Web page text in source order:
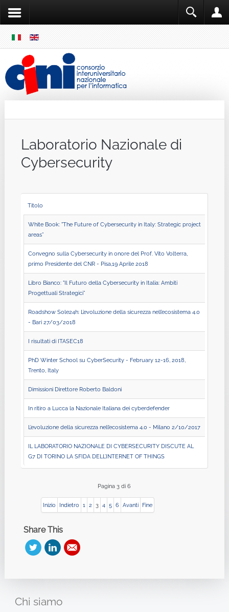
MENU
Laboratorio Nazionale di
Cybersecurity
Titolo
White Book: "The Future of Cybersecurity in Italy: Strategic project
areas”
Convegno sulla Cybersecurity in onore del Prof. Vito Volterra,
primo Presidente del CNR - Pisa,19 Aprile 2018
Libro Bianco: "Il Futuro della Cybersecurity in Italia: Ambiti
Progettuali Strategici”
Roadshow Sole24h: L’evoluzione della sicurezza nell’ecosistema 4.0
- Bari 27/03/2018
I risultati di ITASEC18
PhD Winter School su CyberSecurity - February 12-16, 2018,
Trento, Italy
Dimissioni Direttore Roberto Baldoni
In ritiro a Lucca la Nazionale Italiana dei cyberdefender
L’evoluzione della sicurezza nell’ecosistema 4.0 - Milano 2/10/2017
IL LABORATORIO NAZIONALE DI CYBERSECURITY DISCUTE AL
G7 DI TORINO LA SFIDA DELL’INTERNET OF THINGS
Pagina 3 di 6
Inizio Indietro 1 2 3 4 5 6 Avanti Fine
Share This
Chi siamo